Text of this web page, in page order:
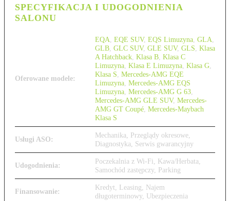
SPECYFIKACJA I UDOGODNIENIA
SALONU
Oferowane modele:
EQA EQE SUV, EQS Limuzyna GLA
GLB GLC SUV, GLE SUV, GLS Klasa
A Hatchback Klasa B Klasa C
Limuzyna Klasa E Limuzyna Klasa G
Klasa S Mercedes-AMG EQE
Limuzyna Mercedes-AMG EQS
Limuzyna Mercedes-AMG G 63
Mercedes-AMG GLE SUV, Mercedes-
AMG GT Coupé Mercedes-Maybach
Klasa S
Usługi ASO:
Mechanika, Przeglądy okresowe,
Diagnostyka, Serwis gwarancyjny
Udogodnienia:
Poczekalnia z Wi-Fi, Kawa/Herbata,
Samochód zastępczy, Parking
Finansowanie:
Kredyt, Leasing, Najem
długoterminowy, Ubezpieczenia